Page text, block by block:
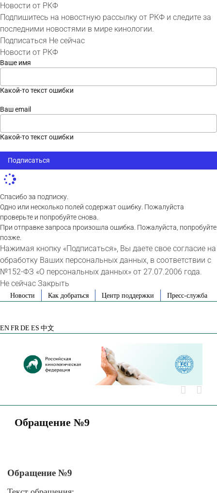
Новости от РКФ
Подпишитесь на новостную рассылку от РКФ и следите за
последними новостями в мире кинологии.
Подписаться Не сейчас
Новости от РКФ
Ваше имя
Какой-то текст ошибки
Ваш email
Какой-то текст ошибки
Подписаться
Спасибо за подписку.
Одно или несколько полей содержат ошибку. Пожалуйста
проверьте и попробуйте снова.
При отправке запроса произошла ошибка. Пожалуйста, попробуйте
позже.
Нажимая кнопку «Подписаться», Вы даете свое согласие на
обработку Ваших персональных данных, в соответствии с
№152-ФЗ «О персональных данных» от 27.07.2006 года.
Не сейчас Закрыть
SkipНовости Как добраться Центр поддержки Пресс-служба
EN FR DE ES 中文
Обращение №9
Обращение №9